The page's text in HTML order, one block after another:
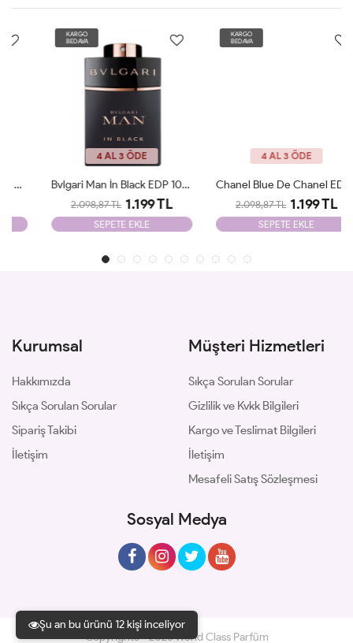
Şu an bu ürünü 12 kişi inceliyor
4 AL 3 ÖDE
Bvlgari Man İn Black EDP 100ml Parfüm Man Tester
2.098,87 TL 1.199 TL
SEPETE EKLE
4 AL 3 ÖDE
Chanel Blue De Chanel EDP 100ml Parfüm Man Tester
2.098,87 TL 1.199 TL
SEPETE EKLE
Kurumsal
Hakkımızda
Sıkça Sorulan Sorular
Sipariş Takibi
İletişim
Müşteri Hizmetleri
Sıkça Sorulan Sorular
Gizlilik ve Kvkk Bilgileri
Kargo ve Teslimat Bilgileri
İletişim
Mesafeli Satış Sözleşmesi
Sosyal Medya
Copyrights © 2026 World Class Parfüm